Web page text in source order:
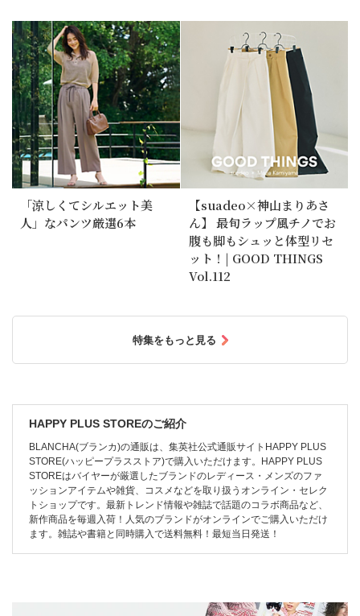
「涼しくてシルエット美
人」なパンツ厳選6本
【suadeo×神山まりあさ
ん】 最旬ラップ風チノでお
腹も脚もシュッと体型リセ
ット！| GOOD THINGS
Vol.112
特集をもっと見る
HAPPY PLUS STOREのご紹介
BLANCHA(ブランカ)の通販は、集英社公式通販サイトHAPPY PLUS
STORE(ハッピープラスストア)で購入いただけます。HAPPY PLUS
STOREはバイヤーが厳選したブランドのレディース・メンズのファ
ッションアイテムや雑貨、コスメなどを取り扱うオンライン・セレク
トショップです。最新トレンド情報や雑誌で話題のコラボ商品など、
新作商品を毎週入荷！人気のブランドがオンラインでご購入いただけ
ます。雑誌や書籍と同時購入で送料無料！最短当日発送！